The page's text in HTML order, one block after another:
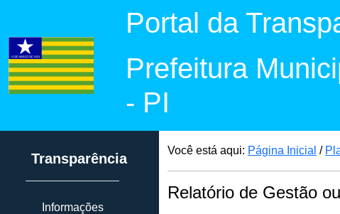
Portal da
Prefeitura
- PI
Transparência
Informações
Você está aqui: Página Inicial /
Relatório de Gestão